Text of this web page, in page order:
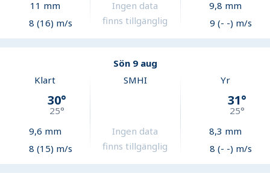
11 mm
8 (16) m/s
Ingen data
finns tillgänglig
9,8 mm
9 (- -) m/s
Sön 9 aug
Klart
30°
25°
9,6 mm
8 (15) m/s
SMHI
Ingen data
finns tillgänglig
Yr
31°
25°
8,3 mm
8 (- -) m/s